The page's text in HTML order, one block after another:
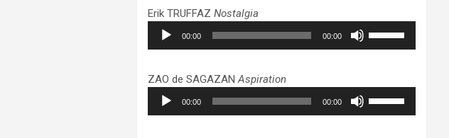
pour
augmenter
ou
volume.
Erik TRUFFAZNostalgia
Lecteur
audio
00:00 00:00
pour
augmenter
ou
ZAO de SAGAZANAspiration
Lecteur
audio
00:00 00:00